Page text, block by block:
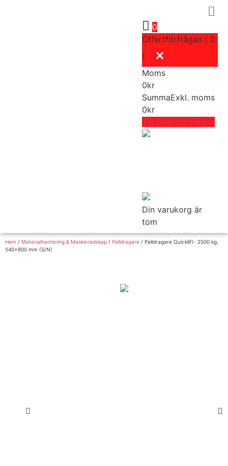
0
Offertförfrågan ( 0
)
Moms
0kr
SummaExkl. moms
0kr
Till offertförfrågan
Din varukorg är
tom
Hem / Materialhantering & Maskinredskap / Palldragare / Palldragare Quicklift- 2500 kg,
540×800 mm (S/N)